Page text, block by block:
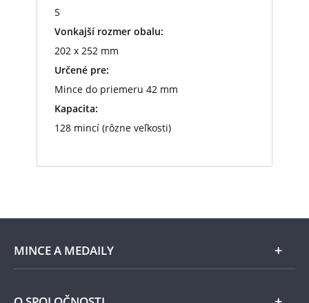
5
Vonkajší rozmer obalu:
202 x 252 mm
Určené pre:
Mince do priemeru 42 mm
Kapacita:
128 mincí (rôzne veľkosti)
MINCE A MEDAILY
Len v Národnej Pokladnici